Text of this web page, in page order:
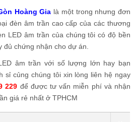
Hoàng Gia là một trong nhưng đơn
đèn âm trần cao cấp của các thương
LED âm trần của chúng tôi có độ bền
đủ chứng nhận cho dự án.
âm trần với số lượng lớn hay bạn
sỉ củng chúng tôi xin lòng liên hệ ngay
229 để được tư vấn miễn phí và nhận
giá rẻ nhất ở TPHCM